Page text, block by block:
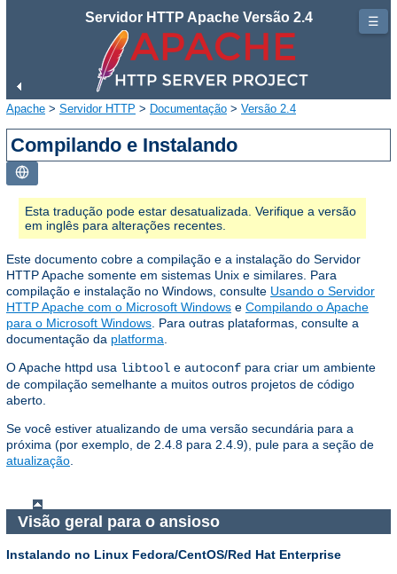
Servidor HTTP Apache Versão 2.4
Apache > Servidor HTTP > Documentação > Versão 2.4
Compilando e Instalando
Esta tradução pode estar desatualizada. Verifique a versão
em inglês para alterações recentes.
Este documento cobre a compilação e a instalação do Servidor
HTTP Apache somente em sistemas Unix e similares. Para
compilação e instalação no Windows, consulte Usando o Servidor
HTTP Apache com o Microsoft Windows e Compilando o Apache
para o Microsoft Windows . Para outras plataformas, consulte a
documentação da platforma
O Apache httpd usa libtool e autoconf para criar um ambiente
de compilação semelhante a muitos outros projetos de código
aberto.
Se você estiver atualizando de uma versão secundária para a
próxima (por exemplo, de 2.4.8 para 2.4.9), pule para a seção de
atualização
Visão geral para o ansioso
Instalando no Linux Fedora/CentOS/Red Hat Enterprise
☰